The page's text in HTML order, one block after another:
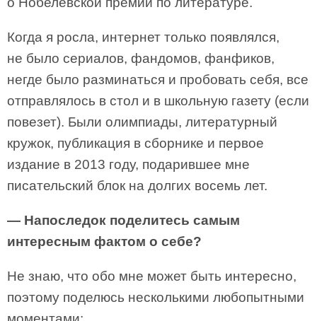
Когда я росла, интернет только появлялся,
не было сериалов, фандомов, фанфиков,
негде было разминаться и пробовать себя, все
отправлялось в стол и в школьную газету (если
повезет). Были олимпиады, литературный
кружок, публикация в сборнике и первое
издание в 2013 году, подарившее мне
писательский блок на долгих восемь лет.
— Напоследок поделитесь самым
интересным фактом о себе?
Не знаю, что обо мне может быть интересно,
поэтому поделюсь несколькими любопытными